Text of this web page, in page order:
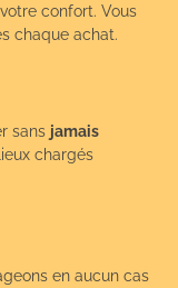
confort. Vous
chaque achat.
sans jamais
chargés
en aucun cas